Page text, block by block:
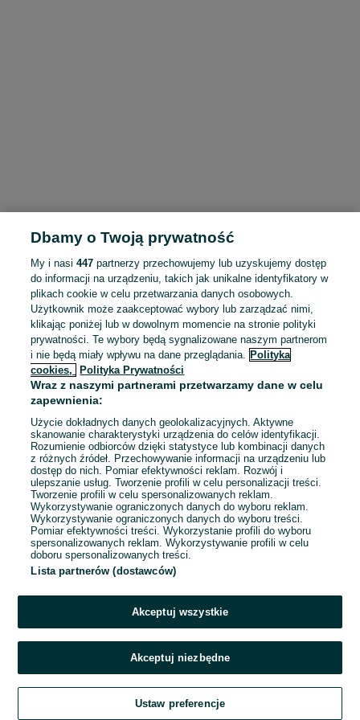
To ogłoszenie nie jest już dostępne
Przejdź na stronę główną
Dbamy o Twoją prywatność
My i nasi447 partnerzy przechowujemy lub uzyskujemy dostęp
do informacji na urządzeniu, takich jak unikalne identyfikatory w
plikach cookie w celu przetwarzania danych osobowych.
Użytkownik może zaakceptować wybory lub zarządzać nimi,
klikając poniżej lub w dowolnym momencie na stronie polityki
prywatności. Te wybory będą sygnalizowane naszym partnerom
i nie będą miały wpływu na dane przeglądania. Polityka
cookies,
Polityka Prywatności
Wraz z naszymi partnerami przetwarzamy dane w celu
zapewnienia:
Użycie dokładnych danych geolokalizacyjnych. Aktywne
skanowanie charakterystyki urządzenia do celów identyfikacji.
Rozumienie odbiorców dzięki statystyce lub kombinacji danych
z różnych źródeł. Przechowywanie informacji na urządzeniu lub
dostęp do nich. Pomiar efektywności reklam. Rozwój i
ulepszanie usług. Tworzenie profili w celu personalizacji treści.
Tworzenie profili w celu spersonalizowanych reklam.
Wykorzystywanie ograniczonych danych do wyboru reklam.
Wykorzystywanie ograniczonych danych do wyboru treści.
Pomiar efektywności treści. Wykorzystanie profili do wyboru
spersonalizowanych reklam. Wykorzystywanie profili w celu
doboru spersonalizowanych treści.
Lista partnerów (dostawców)
Akceptuj wszystkie
Akceptuj niezbędne
Ustaw preferencje